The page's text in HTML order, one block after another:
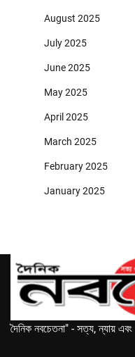
August 2025
July 2025
June 2025
May 2025
April 2025
March 2025
February 2025
January 2025
দৈনিক নবচেতনা" - সত্য, ন্যায়